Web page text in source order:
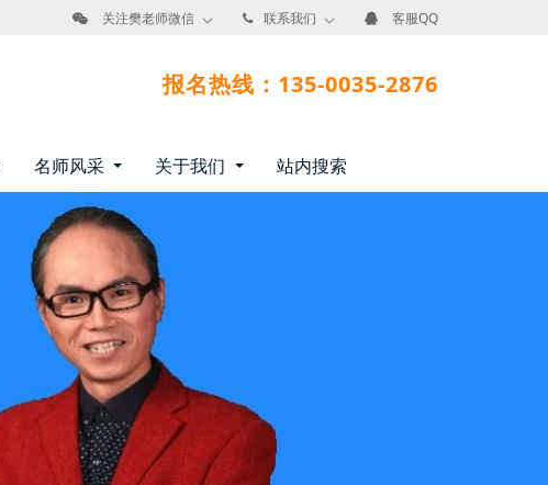
关注樊老师微信 联系我们 客服QQ
报名热线：135-0035-2876
名师风采 关于我们 站内搜索